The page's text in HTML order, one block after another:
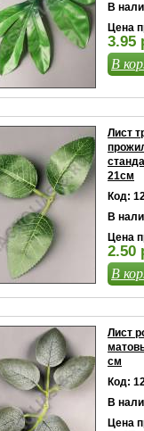
В
Цена
3.95
В
Лист
21см
Код:
В
Цена
2.50
В
Лист
см
Код:
В
Цена